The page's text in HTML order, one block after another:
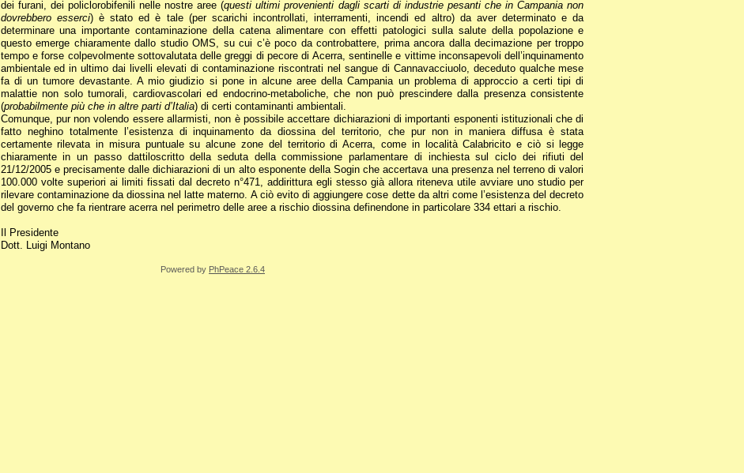
dei furani, dei policlorobifenili nelle nostre aree (questi ultimi provenienti dagli scarti di industrie pesanti che in Campania non
dovrebbero esserci) è stato ed è tale (per scarichi incontrollati, interramenti, incendi ed altro) da aver determinato e da
determinare una importante contaminazione della catena alimentare con effetti patologici sulla salute della popolazione e
questo emerge chiaramente dallo studio OMS, su cui c’è poco da controbattere, prima ancora dalla decimazione per troppo
tempo e forse colpevolmente sottovalutata delle greggi di pecore di Acerra, sentinelle e vittime inconsapevoli dell’inquinamento
ambientale ed in ultimo dai livelli elevati di contaminazione riscontrati nel sangue di Cannavacciuolo, deceduto qualche mese
fa di un tumore devastante. A mio giudizio si pone in alcune aree della Campania un problema di approccio a certi tipi di
malattie non solo tumorali, cardiovascolari ed endocrino-metaboliche, che non può prescindere dalla presenza consistente
(probabilmente più che in altre parti d’Italia) di certi contaminanti ambientali.
Comunque, pur non volendo essere allarmisti, non è possibile accettare dichiarazioni di importanti esponenti istituzionali che di
fatto neghino totalmente l’esistenza di inquinamento da diossina del territorio, che pur non in maniera diffusa è stata
certamente rilevata in misura puntuale su alcune zone del territorio di Acerra, come in località Calabricito e ciò si legge
chiaramente in un passo dattiloscritto della seduta della commissione parlamentare di inchiesta sul ciclo dei rifiuti del
21/12/2005 e precisamente dalle dichiarazioni di un alto esponente della Sogin che accertava una presenza nel terreno di valori
100.000 volte superiori ai limiti fissati dal decreto n°471, addirittura egli stesso già allora riteneva utile avviare uno studio per
rilevare contaminazione da diossina nel latte materno. A ciò evito di aggiungere cose dette da altri come l’esistenza del decreto
del governo che fa rientrare acerra nel perimetro delle aree a rischio diossina definendone in particolare 334 ettari a rischio.
Il Presidente
Dott. Luigi Montano
Powered by PhPeace 2.6.4